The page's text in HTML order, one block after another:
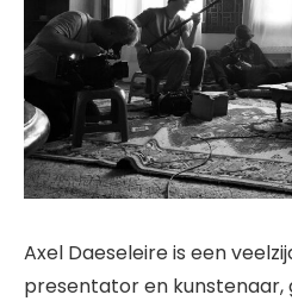
Axel Daeseleire is een
presentator en